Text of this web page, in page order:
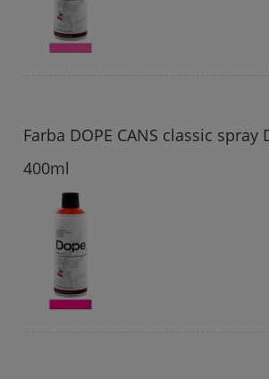
Farba DOPE CANS classic spray
400ml